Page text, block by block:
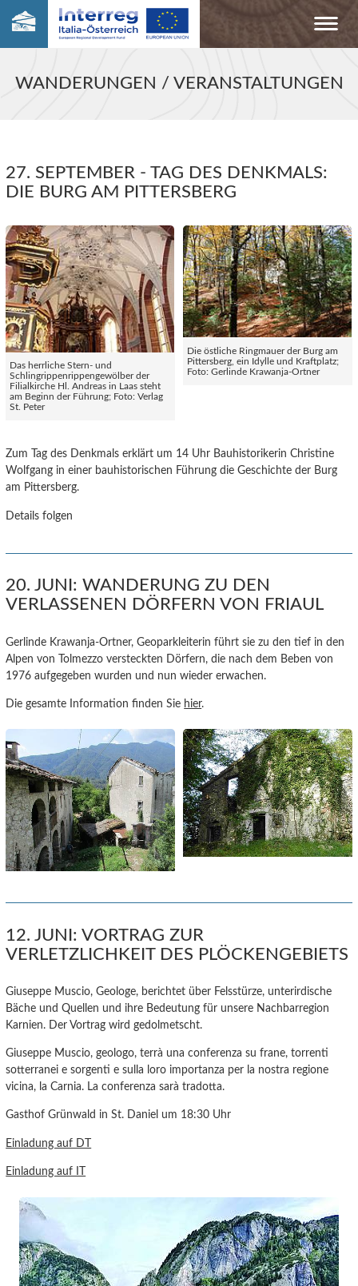
WANDERUNGEN / VERANSTALTUNGEN
27. SEPTEMBER - TAG DES DENKMALS:
DIE BURG AM PITTERSBERG
Das herrliche Stern- und
Schlingrippenrippengewölber der
Filialkirche Hl. Andreas in Laas steht
am Beginn der Führung; Foto: Verlag
St. Peter
Die östliche Ringmauer der Burg am
Pittersberg, ein Idylle und Kraftplatz;
Foto: Gerlinde Krawanja-Ortner
Zum Tag des Denkmals erklärt um 14 Uhr Bauhistorikerin Christine
Wolfgang in einer bauhistorischen Führung die Geschichte der Burg
am Pittersberg.
Details folgen
20. JUNI: WANDERUNG ZU DEN
VERLASSENEN DÖRFERN VON FRIAUL
Gerlinde Krawanja-Ortner, Geoparkleiterin führt sie zu den tief in den
Alpen von Tolmezzo versteckten Dörfern, die nach dem Beben von
1976 aufgegeben wurden und nun wieder erwachen.
Die gesamte Information finden Sie hier.
12. JUNI: VORTRAG ZUR
VERLETZLICHKEIT DES PLÖCKENGEBIETS
Giuseppe Muscio, Geologe, berichtet über Felsstürze, unterirdische
Bäche und Quellen und ihre Bedeutung für unsere Nachbarregion
Karnien. Der Vortrag wird gedolmetscht.
Giuseppe Muscio, geologo, terrà una conferenza su frane, torrenti
sotterranei e sorgenti e sulla loro importanza per la nostra regione
vicina, la Carnia. La conferenza sarà tradotta.
Gasthof Grünwald in St. Daniel um 18:30 Uhr
Einladung auf DT
Einladung auf IT